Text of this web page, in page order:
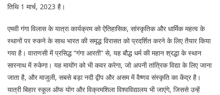
तिथि 1 मार्च, 2023 है।
एमवी गंगा विलास के यात्रा कार्यक्रम को ऐतिहासिक, सांस्कृतिक और धार्मिक महत्व के
स्थानों पर रुकने के साथ भारत की समृद्ध विरासत को प्रदर्शित करने के लिए तैयार किया
गया है। वाराणसी में प्रसिद्ध “गंगा आरती” से, यह बौद्ध धर्म की महान श्रद्धा के स्थान
सारनाथ में रुकेगा। यह मायोंग को भी कवर करेगा, जो अपनी तांत्रिक विद्या के लिए जाना
जाता है, और माजुली, सबसे बड़ा नदी द्वीप और असम में वैष्णव संस्कृति का केंद्र है।
यात्री बिहार स्कूल ऑफ योग और विक्रमशिला विश्वविद्यालय भी जाएंगे, जिससे उन्हें